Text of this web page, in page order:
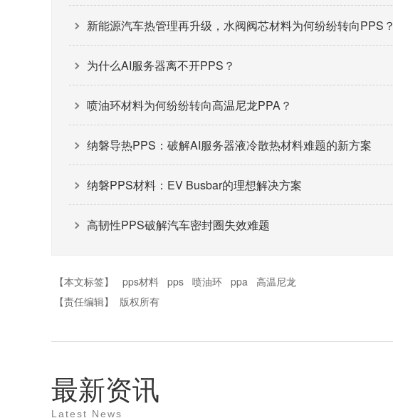
新能源汽车热管理再升级，水阀阀芯材料为何纷纷转向PPS？
为什么AI服务器离不开PPS？
喷油环材料为何纷纷转向高温尼龙PPA？
纳磐导热PPS：破解AI服务器液冷散热材料难题的新方案
纳磐PPS材料：EV Busbar的理想解决方案
高韧性PPS破解汽车密封圈失效难题
【本文标签】 pps材料 pps 喷油环 ppa 高温尼龙
【责任编辑】
版权所有
最新资讯
Latest News